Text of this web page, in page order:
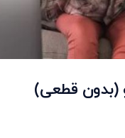
(بدون قطعی)